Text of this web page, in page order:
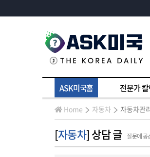
ASK미국홈 전문가
Home 자동차 자동차관
[자동차] 상담 글 질문에 공